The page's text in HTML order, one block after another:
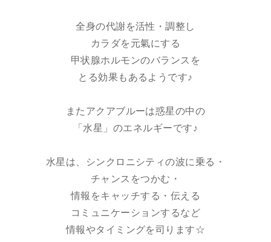
全身の代謝を活性・調整し
カラダを元氣にする
甲状腺ホルモンのバランスを
とる効果もあるようです♪
またアクアブルーは惑星の中の
「水星」のエネルギーです♪
水星は、シンクロニシティの波に乗る・
チャンスをつかむ・
情報をキャッチする・伝える
コミュニケーションするなど
情報やタイミングを司ります☆